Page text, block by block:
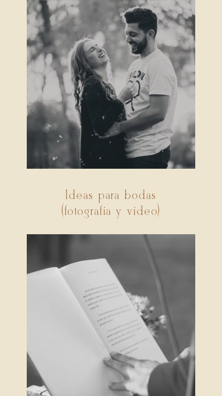
Ideas para bodas
(fotografía y vídeo)